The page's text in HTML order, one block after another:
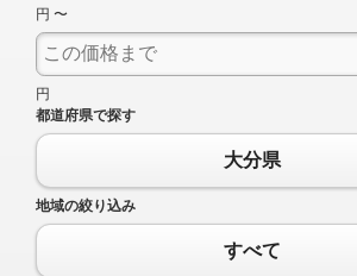
円 〜
円
都道府県で探す
大分県
地域の絞り込み
すべて